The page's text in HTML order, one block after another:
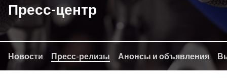
Пресс-центр
Новости Пресс-релизы Анонсы и объявления